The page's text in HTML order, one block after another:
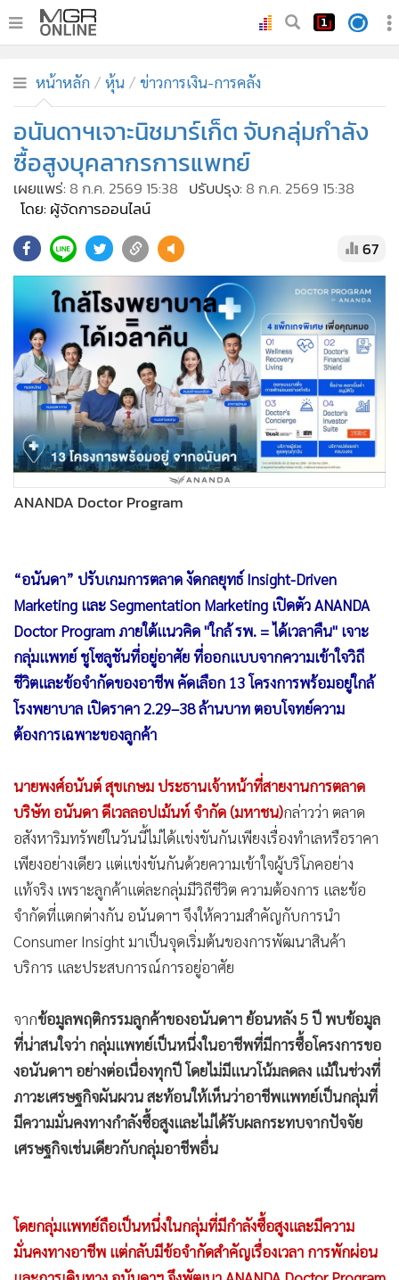
ทันเหตุการณ์
• ภาคใต้
• ภูมิภาค
Online Section
บันเทิง
• ผู้จัดการรายวัน
• คอลัมนิสต์
ละคร
• CbizReview
Cyber BIZ
• ผู้จัดกวน
Good health & Well-being
• Green Innovation & SD
• Management & HR
• MGR Live
• Infographic
ท่องเที่ยว
•
ต่างประเทศ
• Special Scoop
• เศรษฐกิจ-ธุรกิจ
• จีน
• ชุมชน-คุณภาพชีวิต
• Motoring
• เกม
• วิทยาศาสตร์
• SMEs
• หุ้น
• อินโดจีน
• กองทุนรวม
Factcheck
• ญี่ปุ่น
• News1
• Gotomanager
หน้าหลัก หุ้น ข่าวการเงิน-การคลัง
อนันดาฯเจาะนิชมาร์เก็ต จับกลุ่มกำลัง
ซื้อสูงบุคลากรการแพทย์
เผยแพร่: 8 ก.ค. 2569 15:38 ปรับปรุง: 8 ก.ค. 2569 15:38
โดย: ผู้จัดการออนไลน์
67
ANANDA Doctor Program
“อนันดา” ปรับเกมการตลาด งัดกลยุทธ์ Insight-Driven
Marketing และ Segmentation Marketing เปิดตัว ANANDA
Doctor Program ภายใต้แนวคิด "ใกล้ รพ. = ได้เวลาคืน" เจาะ
กลุ่มแพทย์ ชูโซลูชันที่อยู่อาศัย ที่ออกแบบจากความเข้าใจวิถี
ชีวิตและข้อจำกัดของอาชีพ คัดเลือก 13 โครงการพร้อมอยู่ใกล้
โรงพยาบาล เปิดราคา 2.29–38 ล้านบาท ตอบโจทย์ความ
ต้องการเฉพาะของลูกค้า
นายพงศ์อนันต์ สุขเกษม ประธานเจ้าหน้าที่สายงานการตลาด
บริษัท อนันดา ดีเวลลอปเม้นท์ จำกัด (มหาชน)กล่าวว่า ตลาด
อสังหาริมทรัพย์ในวันนี้ไม่ได้แข่งขันกันเพียงเรื่องทำเลหรือราคา
เพียงอย่างเดียว แต่แข่งขันกันด้วยความเข้าใจผู้บริโภคอย่าง
จำกัดที่แตกต่างกัน อนันดาฯ จึงให้ความสำคัญกับการนำ
Consumer Insight มาเป็นจุดเริ่มต้นของการพัฒนาสินค้า
บริการ และประสบการณ์การอยู่อาศัย